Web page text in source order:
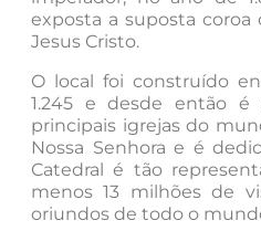
exposta a suposta
Jesus Cristo.
O local foi construído
1.245 e desde então é
principais igrejas do
Nossa Senhora e é
Catedral é tão
menos 13 milhões de
oriundos de todo o